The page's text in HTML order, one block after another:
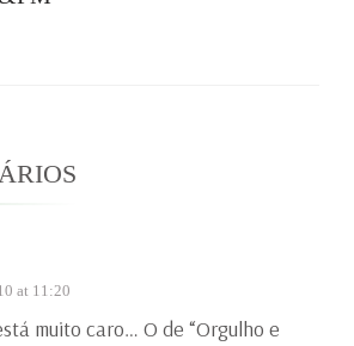
at 11:20
muito caro… O de “Orgulho e